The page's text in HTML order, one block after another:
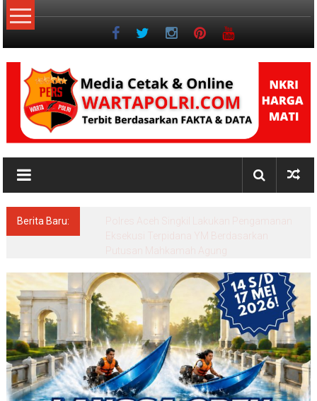
Lompat
ke
NKRI
Jurnalisme
Berita Baru:
Pascasarjana UINSU Hadirkan Dr. Andika,
Alumni Inspiratif sebagai Pemateri Teras
Literasi